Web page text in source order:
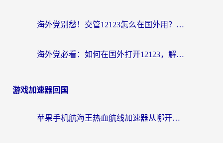
海外党别愁！交管12123怎么在国外用？一篇搞定回国资源访问难题
海外党必看：如何在国外打开12123，解决小程序登录难题
游戏加速器回国
苹果手机航海王热血航线加速器从哪开启？海外玩家国服畅玩全攻略